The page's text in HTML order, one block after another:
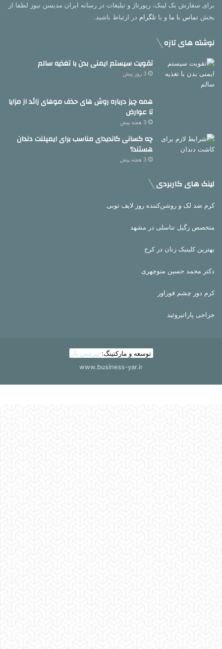
برای سفارش بک لینک، رپورتاژ و تبلیغات در رسانه ایران مدیسن نیوز لطفا از
بخش تماس با ما و یا تلگرام در ارتباط باشید.
نوشته های تازه
تقویت سیستم ایمنی بدن با تغذیه سالم
3 روز پیش
همه چیز درباره روش های حذف موهای زائد از مزایا
تا عوارض
3 هفته پیش
چه کسانی کاندیدای مناسب برای ایمپلنت دندان
هستند؟
3 هفته پیش
لینک های کاربردی
کرم ضد لک و روشن‌کننده روز لایف توبی
متخصص زگیل تناسلی در مشهد
بهترین کلینیک زنان در کرج
دکتر محمد حسین منوچهری
کرم دور چشم فوراور
جراحی پاراتیروئید
توسعه و مارکتینگ: بیزینس یار
www.business-yar.ir